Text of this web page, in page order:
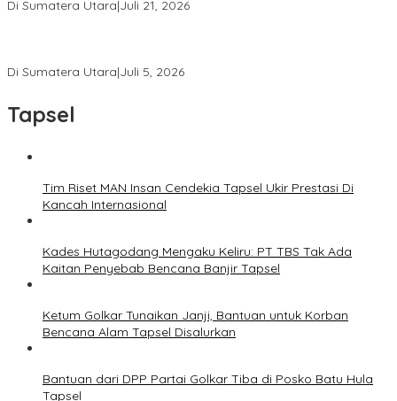
Di Sumatera Utara|Juli 21, 2026
Di Sumatera Utara|Juli 5, 2026
Tapsel
Tim Riset MAN Insan Cendekia Tapsel Ukir Prestasi Di
Kancah Internasional
Kades Hutagodang Mengaku Keliru: PT TBS Tak Ada
Kaitan Penyebab Bencana Banjir Tapsel
Ketum Golkar Tunaikan Janji, Bantuan untuk Korban
Bencana Alam Tapsel Disalurkan
Bantuan dari DPP Partai Golkar Tiba di Posko Batu Hula
Tapsel